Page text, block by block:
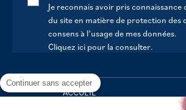
Je reconnais avoir pris connaissance
du site en matière de protection des
consens à l’usage de mes données.
Cliquez ici pour la consulter.
ACCUEIL
Continuer sans accepter